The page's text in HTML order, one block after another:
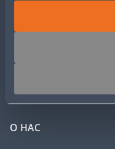
УСЛУГИ
КЛУБ МАСТЕРОВ
О НАС